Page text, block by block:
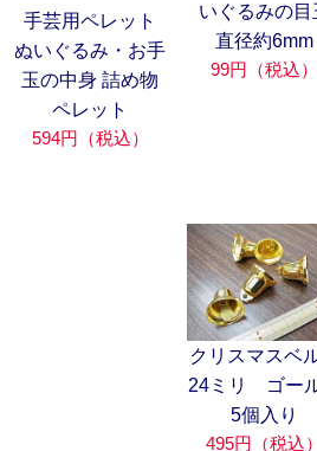
手芸用ペレット
ぬいぐるみ・お手
玉の中身 詰め物
ペレット
594円（税込）
いぐるみの目
直径約6mm
99円（税込）
クリスマスベ
24ミリ ゴー
5個入り
495円（税込）